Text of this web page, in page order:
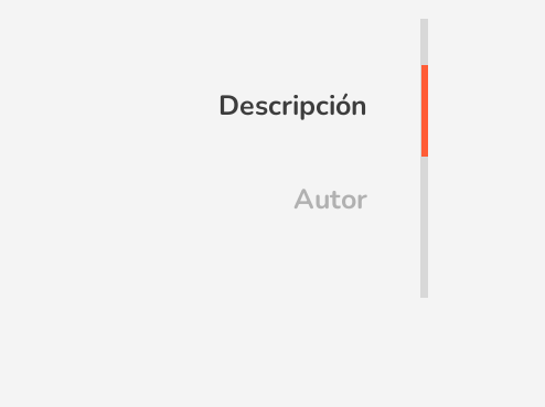
Descripción
Autor